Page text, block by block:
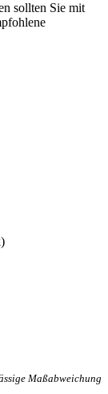
sollten Sie mit
Maßabweichung